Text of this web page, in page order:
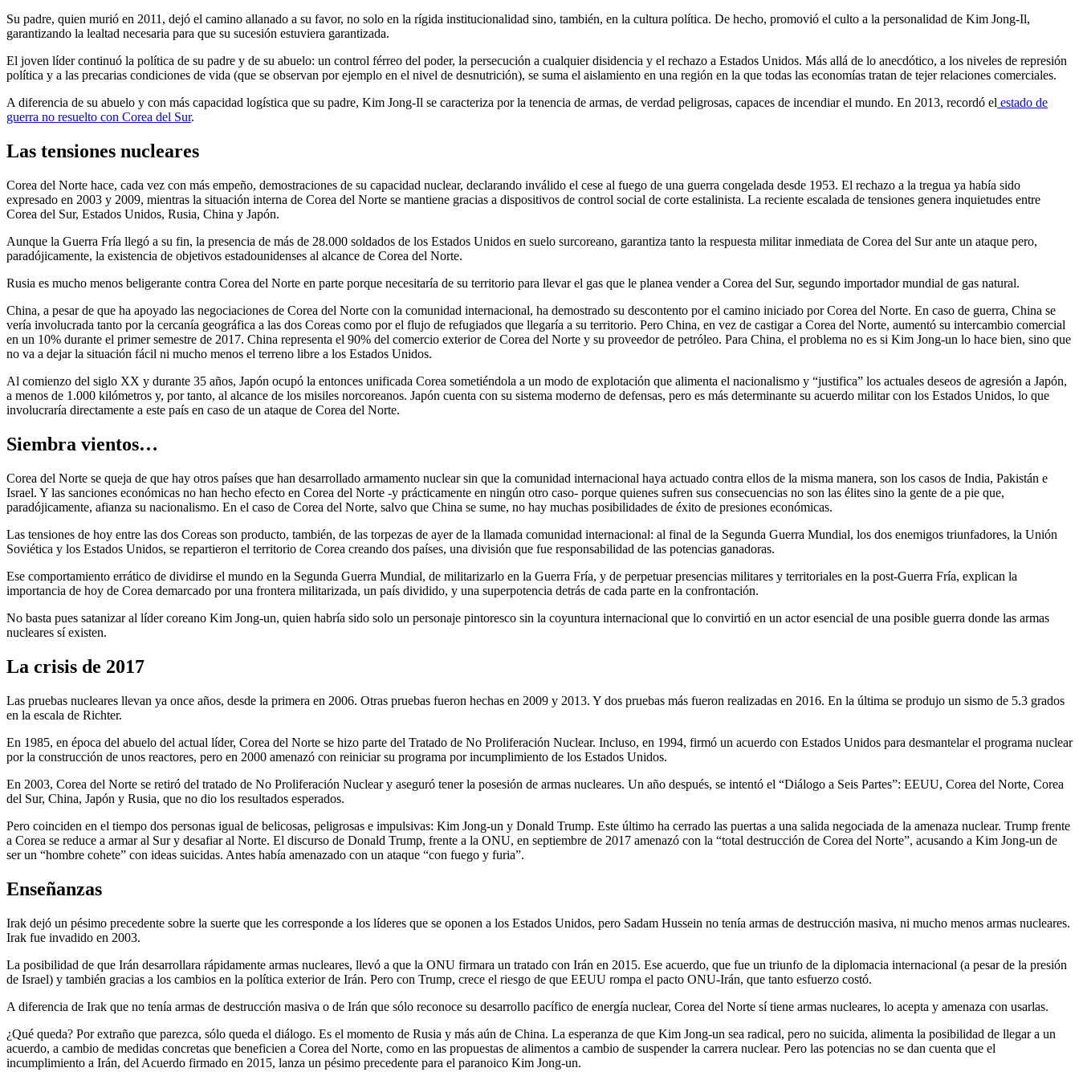
Su padre, quien murió en 2011, dejó el camino allanado a su favor, no solo en la rígida institucionalidad sino, también, en la cultura política. De hecho, promovió el culto a la personalidad de Kim Jong-Il,
garantizando la lealtad necesaria para que su sucesión estuviera garantizada.
El joven líder continuó la política de su padre y de su abuelo: un control férreo del poder, la persecución a cualquier disidencia y el rechazo a Estados Unidos. Más allá de lo anecdótico, a los niveles de represión
política y a las precarias condiciones de vida (que se observan por ejemplo en el nivel de desnutrición), se suma el aislamiento en una región en la que todas las economías tratan de tejer relaciones comerciales.
A diferencia de su abuelo y con más capacidad logística que su padre, Kim Jong-Il se caracteriza por la tenencia de armas, de verdad peligrosas, capaces de incendiar el mundo. En 2013, recordó el estado de
guerra no resuelto con Corea del Sur.
Las tensiones nucleares
Corea del Norte hace, cada vez con más empeño, demostraciones de su capacidad nuclear, declarando inválido el cese al fuego de una guerra congelada desde 1953. El rechazo a la tregua ya había sido
expresado en 2003 y 2009, mientras la situación interna de Corea del Norte se mantiene gracias a dispositivos de control social de corte estalinista. La reciente escalada de tensiones genera inquietudes entre
Corea del Sur, Estados Unidos, Rusia, China y Japón.
Aunque la Guerra Fría llegó a su fin, la presencia de más de 28.000 soldados de los Estados Unidos en suelo surcoreano, garantiza tanto la respuesta militar inmediata de Corea del Sur ante un ataque pero,
paradójicamente, la existencia de objetivos estadounidenses al alcance de Corea del Norte.
Rusia es mucho menos beligerante contra Corea del Norte en parte porque necesitaría de su territorio para llevar el gas que le planea vender a Corea del Sur, segundo importador mundial de gas natural.
China, a pesar de que ha apoyado las negociaciones de Corea del Norte con la comunidad internacional, ha demostrado su descontento por el camino iniciado por Corea del Norte. En caso de guerra, China se
vería involucrada tanto por la cercanía geográfica a las dos Coreas como por el flujo de refugiados que llegaría a su territorio. Pero China, en vez de castigar a Corea del Norte, aumentó su intercambio comercial
en un 10% durante el primer semestre de 2017. China representa el 90% del comercio exterior de Corea del Norte y su proveedor de petróleo. Para China, el problema no es si Kim Jong-un lo hace bien, sino que
no va a dejar la situación fácil ni mucho menos el terreno libre a los Estados Unidos.
Al comienzo del siglo XX y durante 35 años, Japón ocupó la entonces unificada Corea sometiéndola a un modo de explotación que alimenta el nacionalismo y “justifica” los actuales deseos de agresión a Japón,
a menos de 1.000 kilómetros y, por tanto, al alcance de los misiles norcoreanos. Japón cuenta con su sistema moderno de defensas, pero es más determinante su acuerdo militar con los Estados Unidos, lo que
involucraría directamente a este país en caso de un ataque de Corea del Norte.
Siembra vientos…
Corea del Norte se queja de que hay otros países que han desarrollado armamento nuclear sin que la comunidad internacional haya actuado contra ellos de la misma manera, son los casos de India, Pakistán e
Israel. Y las sanciones económicas no han hecho efecto en Corea del Norte -y prácticamente en ningún otro caso- porque quienes sufren sus consecuencias no son las élites sino la gente de a pie que,
paradójicamente, afianza su nacionalismo. En el caso de Corea del Norte, salvo que China se sume, no hay muchas posibilidades de éxito de presiones económicas.
Las tensiones de hoy entre las dos Coreas son producto, también, de las torpezas de ayer de la llamada comunidad internacional: al final de la Segunda Guerra Mundial, los dos enemigos triunfadores, la Unión
Soviética y los Estados Unidos, se repartieron el territorio de Corea creando dos países, una división que fue responsabilidad de las potencias ganadoras.
Ese comportamiento errático de dividirse el mundo en la Segunda Guerra Mundial, de militarizarlo en la Guerra Fría, y de perpetuar presencias militares y territoriales en la post-Guerra Fría, explican la
importancia de hoy de Corea demarcado por una frontera militarizada, un país dividido, y una superpotencia detrás de cada parte en la confrontación.
No basta pues satanizar al líder coreano Kim Jong-un, quien habría sido solo un personaje pintoresco sin la coyuntura internacional que lo convirtió en un actor esencial de una posible guerra donde las armas
nucleares sí existen.
La crisis de 2017
Las pruebas nucleares llevan ya once años, desde la primera en 2006. Otras pruebas fueron hechas en 2009 y 2013. Y dos pruebas más fueron realizadas en 2016. En la última se produjo un sismo de 5.3 grados
en la escala de Richter.
En 1985, en época del abuelo del actual líder, Corea del Norte se hizo parte del Tratado de No Proliferación Nuclear. Incluso, en 1994, firmó un acuerdo con Estados Unidos para desmantelar el programa nuclear
por la construcción de unos reactores, pero en 2000 amenazó con reiniciar su programa por incumplimiento de los Estados Unidos.
En 2003, Corea del Norte se retiró del tratado de No Proliferación Nuclear y aseguró tener la posesión de armas nucleares. Un año después, se intentó el “Diálogo a Seis Partes”: EEUU, Corea del Norte, Corea
del Sur, China, Japón y Rusia, que no dio los resultados esperados.
Pero coinciden en el tiempo dos personas igual de belicosas, peligrosas e impulsivas: Kim Jong-un y Donald Trump. Este último ha cerrado las puertas a una salida negociada de la amenaza nuclear. Trump frente
a Corea se reduce a armar al Sur y desafiar al Norte. El discurso de Donald Trump, frente a la ONU, en septiembre de 2017 amenazó con la “total destrucción de Corea del Norte”, acusando a Kim Jong-un de
ser un “hombre cohete” con ideas suicidas. Antes había amenazado con un ataque “con fuego y furia”.
Enseñanzas
Irak dejó un pésimo precedente sobre la suerte que les corresponde a los líderes que se oponen a los Estados Unidos, pero Sadam Hussein no tenía armas de destrucción masiva, ni mucho menos armas nucleares.
Irak fue invadido en 2003.
La posibilidad de que Irán desarrollara rápidamente armas nucleares, llevó a que la ONU firmara un tratado con Irán en 2015. Ese acuerdo, que fue un triunfo de la diplomacia internacional (a pesar de la presión
de Israel) y también gracias a los cambios en la política exterior de Irán. Pero con Trump, crece el riesgo de que EEUU rompa el pacto ONU-Irán, que tanto esfuerzo costó.
A diferencia de Irak que no tenía armas de destrucción masiva o de Irán que sólo reconoce su desarrollo pacífico de energía nuclear, Corea del Norte sí tiene armas nucleares, lo acepta y amenaza con usarlas.
¿Qué queda? Por extraño que parezca, sólo queda el diálogo. Es el momento de Rusia y más aún de China. La esperanza de que Kim Jong-un sea radical, pero no suicida, alimenta la posibilidad de llegar a un
acuerdo, a cambio de medidas concretas que beneficien a Corea del Norte, como en las propuestas de alimentos a cambio de suspender la carrera nuclear. Pero las potencias no se dan cuenta que el
incumplimiento a Irán, del Acuerdo firmado en 2015, lanza un pésimo precedente para el paranoico Kim Jong-un.